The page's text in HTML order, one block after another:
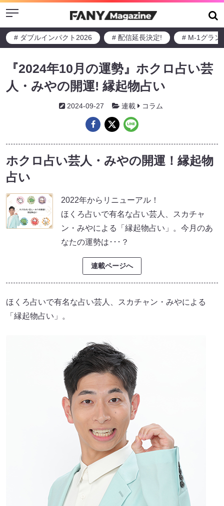
Menu
# ダブルインパクト2026 # 配信延長決定! # M-1グラン
『2024年10月の運勢』ホクロ占い芸
人・みやの開運! 縁起物占い
2024-09-27 連載 コラム
ホクロ占い芸人・みやの開運！縁起物
占い
2022年からリニューアル！
ほくろ占いで有名な占い芸人、スカチャ
ン・みやによる「縁起物占い」。今月のあ
なたの運勢は･･･？
連載ページへ
ほくろ占いで有名な占い芸人、スカチャン・みやによる
「縁起物占い」。